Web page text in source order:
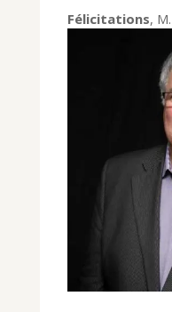
Félicitations,